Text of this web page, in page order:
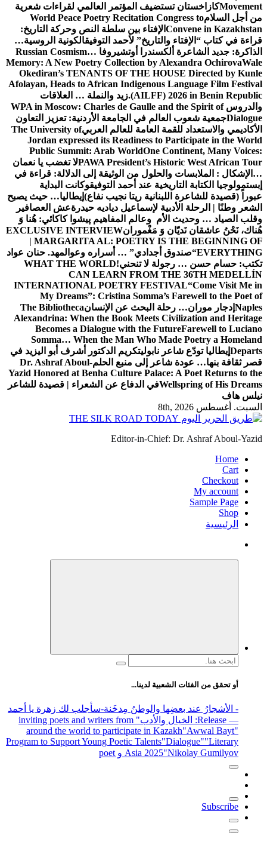
Movementكازاخستان تستضيف المؤتمر العالمي لقراءات شعرية
من أجل السلامWorld Peace Poetry Recitation Congress to
Convene in Kazakhstan الإفتاء بين سلطة النص وحركة التاريخ:
قراءة في كتاب “الإفتاء والتاريخ” لأحمد التوفيقالكونية الروسية…
الذاكرة: جديد الشاعرة ألكسندرا أوتشيروفا Russian Cosmism…
Memory: A New Poetry Collection by Alexandra OchirovaWale
Okediran’s TENANTS OF THE HOUSE Directed by Kunle
Afolayan, Heads to African Indigenous Language Film Festival
(AILFF) 2026 in Benin Republic. زيد والنملة … العلاقات
والدروسWPA in Moscow: Charles de Gaulle and the Spirit of
Dialogueجمعية شعوب العالم في الجامعة الأردنية: تعزيز التعاون
الأكاديمي والاستعداد للقمة العامة للعالم العربيThe University of
Jordan expressed its Readiness to Participate in the World
Public Summit: Arab WorldOne Continent, Many Voices:
PAWA President’s Historic West African Tourلا تغضب يا نعمان
…الإشكال : الملابسات والحلول من الوثيقة إلى الدلالة: قراءة في
إبستمولوجيا الكتابة التاريخية عند أحمد التوفيقوكانت البداية
عبوراً (قصيدة للشاعرة اللبنانية ريتا نجيب نفاع) إيطاليا… حيث يصبح
الشعر وطنًا | الرحلة الأدبية لإسماعيل دياديه حيدرةعش العصافير
وقلب الصياد … وحديث الأم وعالم المفاهيم پیشوا کاکائي: هُنا وَ
هُناك، نَحْنُ عاشقان نَديّان وَ مَغْمورانEXCLUSIVE INTERVIEW
| MARGARITA AL: POETRY IS THE BEGINNING OF
EVERYTHING“صندوق أجدادي” … أسراره وعوالمهد. حنان عواد
تكتب: حسام حسن … رجولة لا تنحني!WHAT THE WORLD
CAN LEARN FROM THE 36TH MEDELLÍN
INTERNATIONAL POETRY FESTIVAL“Come Visit Me in
My Dreams”: Cristina Somma’s Farewell to the Poet of
Naples إدجار موران… رحلة البحث عن الإنسانThe Bibliotheca
Alexandrina: When the Book Meets Civilization and Heritage
Becomes a Dialogue with the FutureFarewell to Luciano
Somma… When the Man Who Made Poetry a Homeland
Departs إيطاليا تودّع شاعر نابوليتكريم الدكتور أشرف أبو اليزيد في
قصر ثقافة بنها… عودة شاعر إلى منبع الحلمDr. Ashraf Aboul-
Yazid Honored at Benha Culture Palace: A Poet Returns to the
Wellspring of His Dreamsفي الدفاع عن الشعراء | قصيدة للشاعر
نيلس هاف
السبت. أغسطس 8th, 2026
Editor-in-Chief: Dr. Ashraf Aboul-Yazid
Home
Cart
Checkout
My account
Sample Page
Shop
الرئيسية
البحث
أو تحقق من الفئات الشعبية لدينا...
- الأشجارُ عند بعضِها والوطنُ مِدخَنة-سأجلب لك زهرة يا أحمد
— Release
: الخيال والأدب
" inviting poets and writers from
around the world to participate in Kazakh"Awwal Bayt"
Program to Support Young Poetic Talents"Dialogue""Literary
Asia 2025"Nikolay Gumilyov و poet
Subscribe